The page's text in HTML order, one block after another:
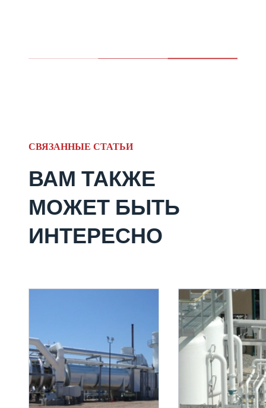
СВЯЗАННЫЕ СТАТЬИ
ВАМ ТАКЖЕ
МОЖЕТ БЫТЬ
ИНТЕРЕСНО